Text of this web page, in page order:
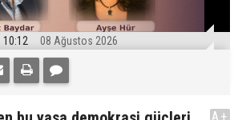
10:12 08 Ağustos 2026
A+